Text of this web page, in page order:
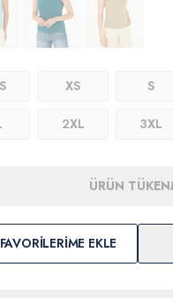
XS S
2XL 3XL
ÜRÜN
FAVORILERIME EKLE